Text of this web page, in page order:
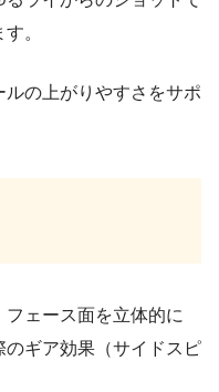
。
の上がりやすさをサポ
ェース面を立体的に
のギア効果（サイドスピ